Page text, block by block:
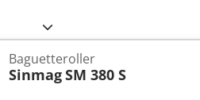
Baguetteroller
SinmagSM 380 S